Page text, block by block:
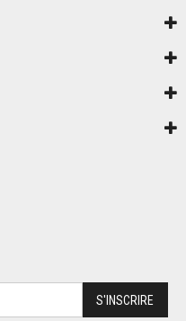
S'INSCRIRE